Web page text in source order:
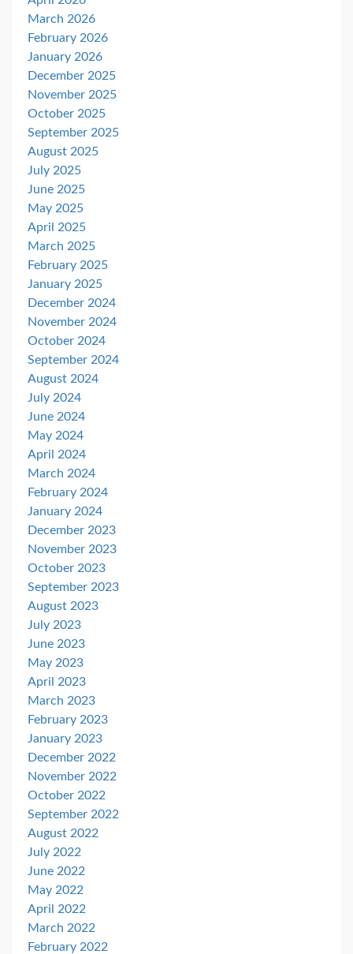
March 2026
February 2026
January 2026
December 2025
November 2025
October 2025
September 2025
August 2025
July 2025
June 2025
May 2025
April 2025
March 2025
February 2025
January 2025
December 2024
November 2024
October 2024
September 2024
August 2024
July 2024
June 2024
May 2024
April 2024
March 2024
February 2024
January 2024
December 2023
November 2023
October 2023
September 2023
August 2023
July 2023
June 2023
May 2023
April 2023
March 2023
February 2023
January 2023
December 2022
November 2022
October 2022
September 2022
August 2022
July 2022
June 2022
May 2022
April 2022
March 2022
February 2022